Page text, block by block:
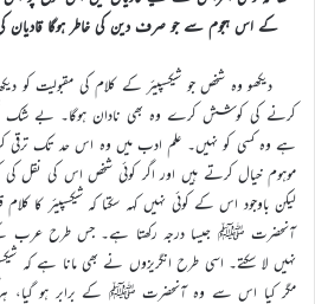
کے اس ہجوم سے جو صرف دین کی خاطر ہوگا قادیان
دیکھو وہ شخص جو شیکسپیئر کے کلام کی مقبولیت کو
کرنے کی کوشش کرے وہ بھی نادان ہوگا۔ بے شک
ہے وہ کسی کو نہیں۔ علم ادب میں وہ اس حد تک ترقی
موہوم خیال کرتے ہیں اور اگر کوئی شخص اس کی نقل
لیکن باوجود اس کے کوئی نہیں کہہ سکتا کہ شیکسپیئر کا
آنحضرت ﷺ جیسا درجہ رکھتا ہے۔ جس طرح عرب کے
نہیں لا سکتے۔ اسی طرح انگریزوں نے بھی مانا ہے کہ
مگر کیا اس سے وہ آنحضرت ﷺ کے برابر ہو گیا،